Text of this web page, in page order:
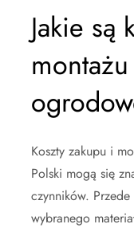
Jakie są
Koszty zakupu i
Polski mogą się
czynników.
wybranego